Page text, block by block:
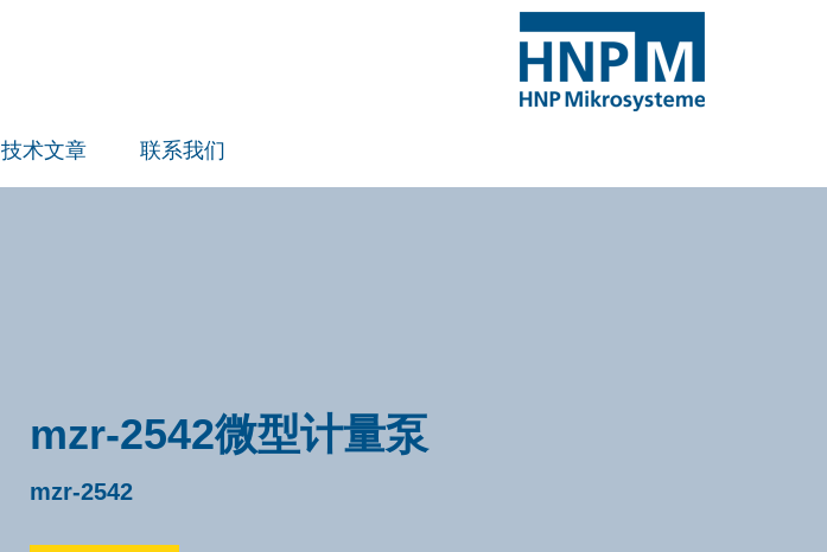
技术文章 联系我们
mzr-2542微型计量泵
mzr-2542